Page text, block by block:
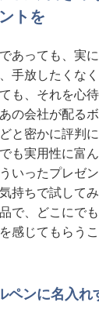
トを
あっても、実
手放したくな
も、それを心
の会社が配る
と密かに評判
も実用性に富
いったプレゼ
持ちで試して
で、どこにで
感じてもらう
ペンに名入れ